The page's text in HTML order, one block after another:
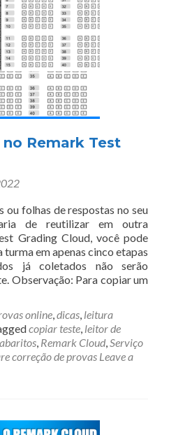
Remark Test
ou folhas de respostas no seu
de reutilizar em outra
Grading Cloud, você pode
em apenas cinco etapas
já coletados não serão
Observação: Para copiar um
online,dicas, leitura
copiar teste, leitor de
, Remark Cloud,Serviço
correção de provas Leave a